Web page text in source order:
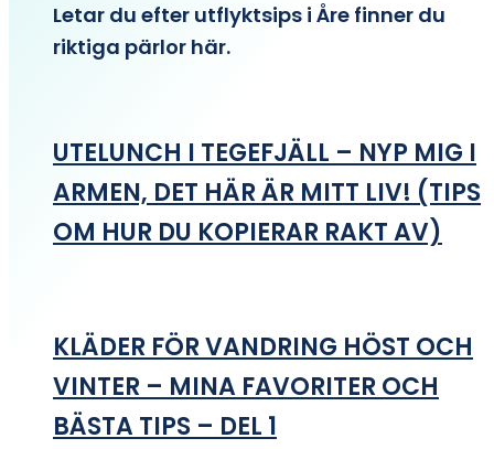
Letar du efter utflyktsips i Åre finner du
riktiga pärlor här.
UTELUNCH I TEGEFJÄLL – NYP MIG I
ARMEN, DET HÄR ÄR MITT LIV! (TIPS
OM HUR DU KOPIERAR RAKT AV)
KLÄDER FÖR VANDRING HÖST OCH
VINTER – MINA FAVORITER OCH
BÄSTA TIPS – DEL 1